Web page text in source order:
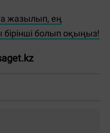
жазылып, ең
болып оқыңыз!